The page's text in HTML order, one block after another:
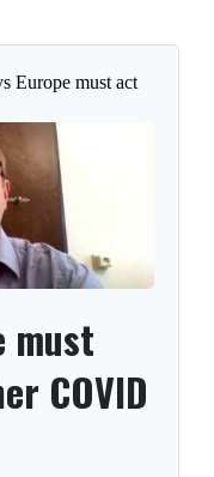
Europe must act
must
COVID